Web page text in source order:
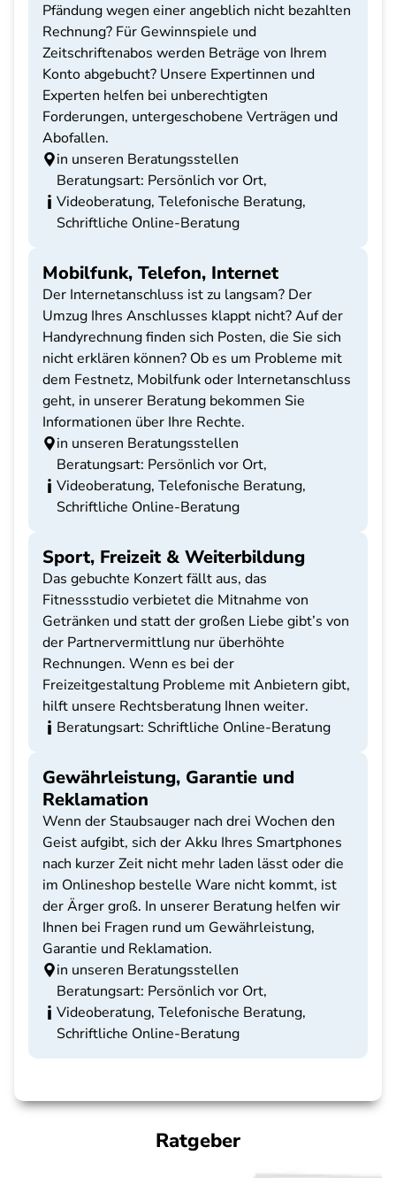
Pfändung wegen einer angeblich nicht bezahlten
Rechnung? Für Gewinnspiele und
Zeitschriftenabos werden Beträge von Ihrem
Konto abgebucht? Unsere Expertinnen und
Experten helfen bei unberechtigten
Forderungen, untergeschobene Verträgen und
Abofallen.
in unseren Beratungsstellen
Beratungsart: Persönlich vor Ort,
Videoberatung, Telefonische Beratung,
Schriftliche Online-Beratung
Mobilfunk, Telefon, Internet
Der Internetanschluss ist zu langsam? Der
Umzug Ihres Anschlusses klappt nicht? Auf der
Handyrechnung finden sich Posten, die Sie sich
nicht erklären können? Ob es um Probleme mit
dem Festnetz, Mobilfunk oder Internetanschluss
geht, in unserer Beratung bekommen Sie
Informationen über Ihre Rechte.
in unseren Beratungsstellen
Beratungsart: Persönlich vor Ort,
Videoberatung, Telefonische Beratung,
Schriftliche Online-Beratung
Sport, Freizeit & Weiterbildung
Das gebuchte Konzert fällt aus, das
Fitnessstudio verbietet die Mitnahme von
Getränken und statt der großen Liebe gibt’s von
der Partnervermittlung nur überhöhte
Rechnungen. Wenn es bei der
Freizeitgestaltung Probleme mit Anbietern gibt,
hilft unsere Rechtsberatung Ihnen weiter.
Beratungsart: Schriftliche Online-Beratung
Gewährleistung, Garantie und
Reklamation
Wenn der Staubsauger nach drei Wochen den
Geist aufgibt, sich der Akku Ihres Smartphones
nach kurzer Zeit nicht mehr laden lässt oder die
im Onlineshop bestelle Ware nicht kommt, ist
der Ärger groß. In unserer Beratung helfen wir
Ihnen bei Fragen rund um Gewährleistung,
Garantie und Reklamation.
in unseren Beratungsstellen
Beratungsart: Persönlich vor Ort,
Videoberatung, Telefonische Beratung,
Schriftliche Online-Beratung
Ratgeber